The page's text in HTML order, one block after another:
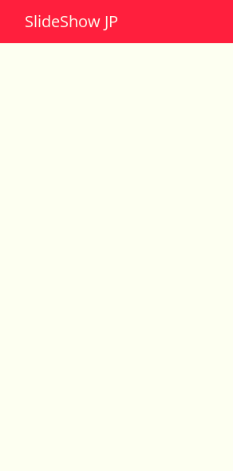
SlideShow JP